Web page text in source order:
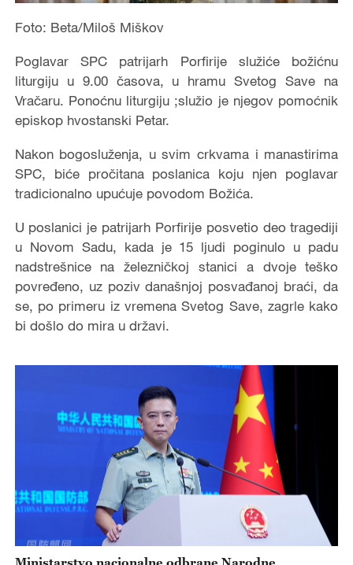
Foto: Beta/Miloš Miškov
Poglavar SPC patrijarh Porfirije služiće božićnu
liturgiju u 9.00 časova, u hramu Svetog Save na
Vračaru. Ponoćnu liturgiju ;služio je njegov pomoćnik
episkop hvostanski Petar.
Nakon bogosluženja, u svim crkvama i manastirima
SPC, biće pročitana poslanica koju njen poglavar
tradicionalno upućuje povodom Božića.
U poslanici je patrijarh Porfirije posvetio deo tragediji
u Novom Sadu, kada je 15 ljudi poginulo u padu
nadstrešnice na železničkoj stanici a dvoje teško
povređeno, uz poziv današnjoj posvađanoj braći, da
se, po primeru iz vremena Svetog Save, zagrle kako
bi došlo do mira u državi.
Ministarstvo nacionalne odbrane Narodne